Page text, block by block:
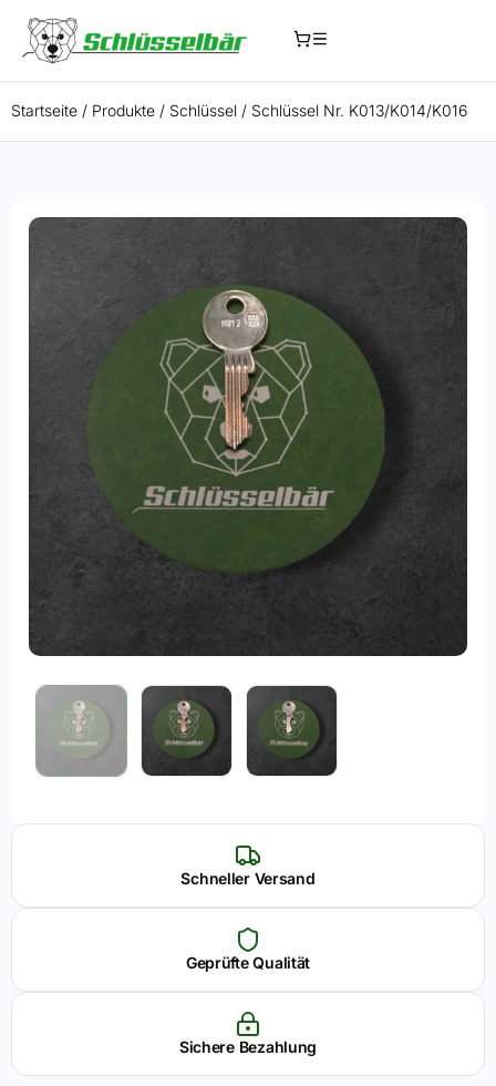
Startseite / Produkte / Schlüssel / Schlüssel Nr. K013/K014/K016
Schneller Versand
Geprüfte Qualität
Sichere Bezahlung